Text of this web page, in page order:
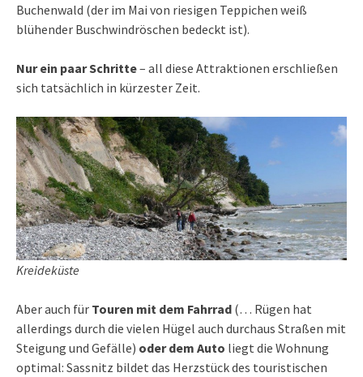
Buchenwald (der im Mai von riesigen Teppichen weiß
blühender Buschwindröschen bedeckt ist).
Nur ein paar Schritte– all diese Attraktionen erschließen
sich tatsächlich in kürzester Zeit.
Kreideküste
Aber auch für Touren mit dem Fahrrad (… Rügen hat
allerdings durch die vielen Hügel auch durchaus Straßen mit
Steigung und Gefälle) oder dem Auto liegt die Wohnung
optimal: Sassnitz bildet das Herzstück des touristischen